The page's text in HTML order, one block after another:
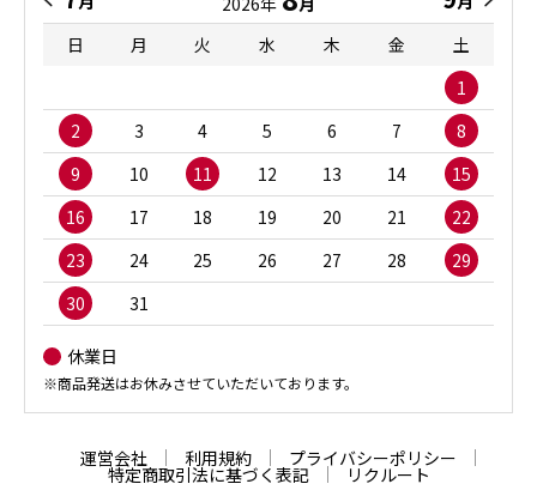
日
月 火 水 木 金
土
1
2
3 4 5 6 7
8
9
10 11 12 13 14
15
16
17 18 19 20 21
22
23
24 25 26 27 28
29
30
31
休業日
※商品発送はお休みさせていただいております。
運営会社 利用規約 プライバシーポリシー
特定商取引法に基づく表記 リクルート